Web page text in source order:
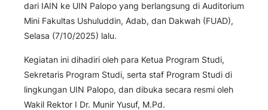
dari IAIN ke UIN Palopo yang berlangsung di Auditorium
Mini Fakultas Ushuluddin, Adab, dan Dakwah (FUAD),
Selasa (7/10/2025) lalu.
Kegiatan ini dihadiri oleh para Ketua Program Studi,
Sekretaris Program Studi, serta staf Program Studi di
lingkungan UIN Palopo, dan dibuka secara resmi oleh
Wakil Rektor I Dr. Munir Yusuf, M.Pd.